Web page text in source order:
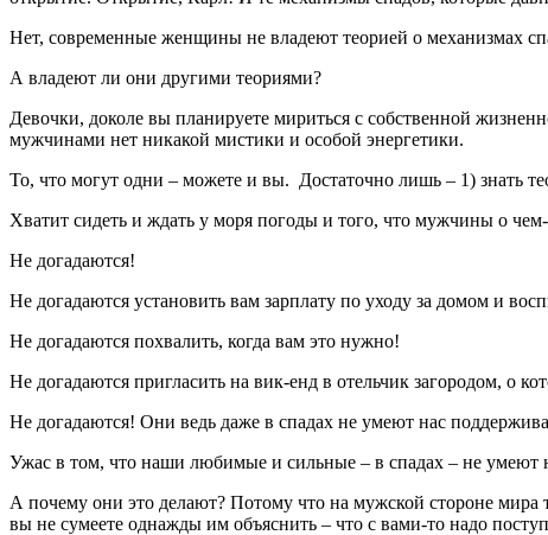
Нет, современные женщины не владеют теорией о механизмах
А владеют ли они другими теориями?
Девочки, доколе вы планируете мириться с собственной
мужчинами нет никакой мистики и особой энергетики.
То, что могут одни – можете и вы. Достаточно лишь – 1) знать
Хватит сидеть и ждать у моря погоды и того, что мужчины о
Не догадаются!
Не догадаются установить вам зарплату по уходу за домом и
Не догадаются похвалить, когда вам это нужно!
Не догадаются пригласить на вик-енд в отельчик загородом, о
Не догадаются! Они ведь даже в спадах не умеют нас
Ужас в том, что наши любимые и сильные – в спадах – не умеют
А почему они это делают? Потому что на мужской стороне
вы не сумеете однажды им объяснить – что с вами-то надо